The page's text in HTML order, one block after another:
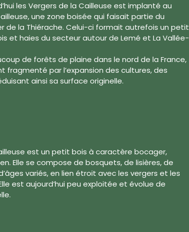
les Vergers de la Cailleuse est implanté au
une zone boisée qui faisait partie du
de la Thiérache. Celui-ci formait autrefois un petit
et haies du secteur autour de Lemé et La Vallée-
de forêts de plaine dans le nord de la France,
fragmenté par l’expansion des cultures, des
ainsi sa surface originelle.
est un petit bois à caractère bocager,
Elle se compose de bosquets, de lisières, de
variés, en lien étroit avec les vergers et les
est aujourd’hui peu exploitée et évolue de